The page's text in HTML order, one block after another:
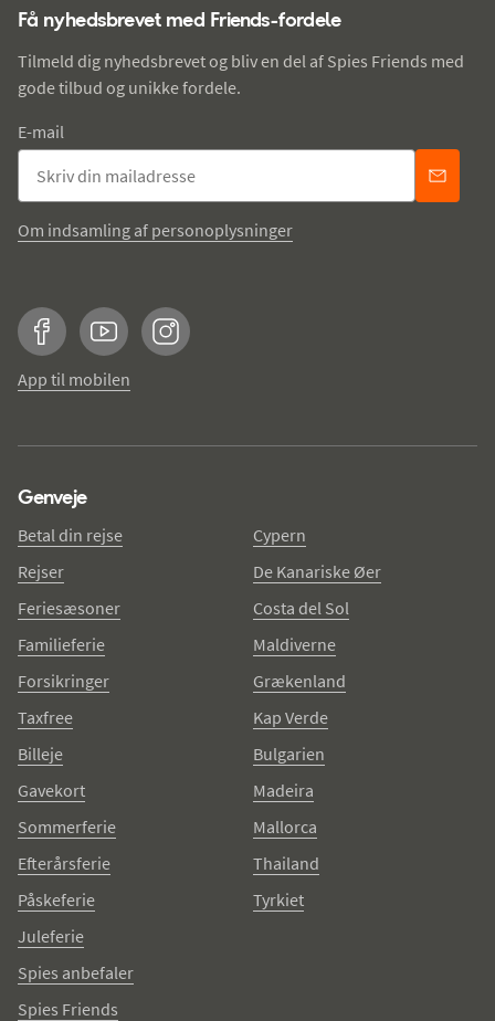
Få nyhedsbrevet med Friends-fordele
Tilmeld dig nyhedsbrevet og bliv en del af Spies Friends med
gode tilbud og unikke fordele.
E-mail
Om indsamling af personoplysninger
FacebookYouTubeInstagram
App til mobilen
Genveje
Betal din rejse
Rejser
Feriesæsoner
Familieferie
Forsikringer
Taxfree
Billeje
Gavekort
Sommerferie
Efterårsferie
Påskeferie
Juleferie
Spies anbefaler
Spies Friends
Cypern
De Kanariske Øer
Costa del Sol
Maldiverne
Grækenland
Kap Verde
Bulgarien
Madeira
Mallorca
Thailand
Tyrkiet